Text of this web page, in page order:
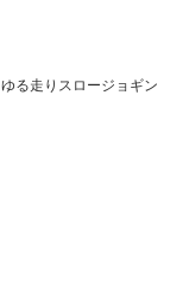
る走りスロージョギン